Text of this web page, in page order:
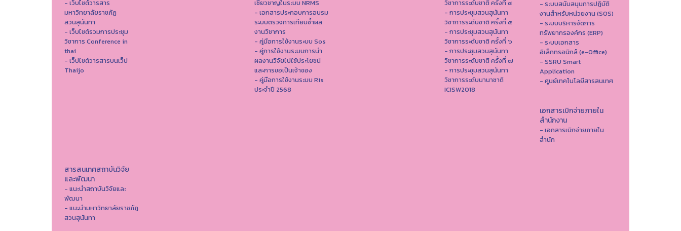
- เว็บไซต์วารสาร
มหาวิทยาลัยราชภัฏ
สวนสุนันทา
- เว็บไซต์รวมการประชุม
วิชาการ Conference in
thai
- เว็ปไซต์วารสารบนเว็ป
Thaijo
เชี่ยวชาญในระบบ NRMS
- เอกสารประกอบการอบรม
ระบบตรวจการเทียบซ้ำผล
งานวิชาการ
- คู่มือการใช้งานระบบ Sos
- คู่การใช้งานระบบการนำ
ผลงานวิจัยไปใช้ประโยชน์
และการขอเป็นเจ้าของ
- คู่มือการใช้งานระบบ Ris
ประจำปี 2568
วิชาการระดับชาติ ครั้งที่ ๔
- การประชุมสวนสุนันทา
วิชาการระดับชาติ ครั้งที่ ๕
- การประชุมสวนสุนันทา
วิชาการระดับชาติ ครั้งที่ ๖
- การประชุมสวนสุนันทา
วิชาการระดับชาติ ครั้งที่ ๗
- การประชุมสวนสุนันทา
วิชาการระดับนานาชาติ
ICISW2018
- ระบบสนับสนุนการปฏิบัติ
งานสำหรับหน่วยงาน (SOS)
- ระบบบริหารจัดการ
ทรัพยากรองค์กร (ERP)
- ระบบเอกสาร
อิเล็กทรอนิกส์ (e-Office)
- SSRU Smart
Application
- ศูนย์เทคโนโลยีสารสนเทศ
เอกสารเบิกจ่ายภายใน
สำนักงาน
- เอกสารเบิกจ่ายภายใน
สำนัก
สารสนเทศสถาบันวิจัย
และพัฒนา
- แนะนำสถาบันวิจัยและ
พัฒนา
- แนะนำมหาวิทยาลัยราชภัฏ
สวนสุนันทา